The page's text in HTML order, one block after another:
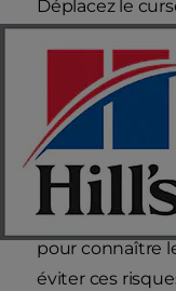
Déplacez le
gauche jusqu'à
image
Un chat en
de développer
diabète,
maladie
pour connaître
éviter ces